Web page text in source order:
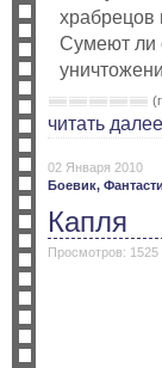
храбрецов
Сумеют ли
читать далее
02 Января 2010
Боевик,
Капля
Просмотров: 1525